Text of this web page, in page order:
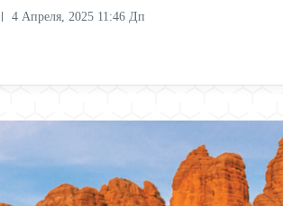
4 Апреля, 2025 11:46 Дп